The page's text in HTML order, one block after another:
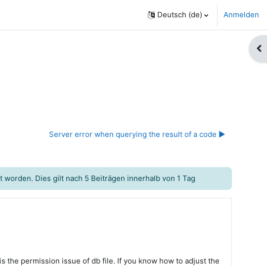
Deutsch ‎(de)‎ Anmelden
Server error when querying the result of a code ▶︎
Dies gilt nach 5 Beiträgen innerhalb von 1 Tag
the permission issue of db file. If you know how to adjust the